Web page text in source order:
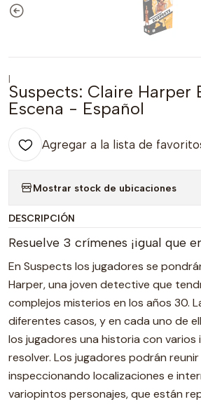
|
Suspects: Claire Harper
Escena - Español
Agregar a la lista de
Mostrar stock de ubicaciones
DESCRIPCIÓN
Resuelve 3 crímenes ¡igual que
En Suspects los jugadores se
Harper, una joven detective que
complejos misterios en los años 30.
diferentes casos, y en cada uno de
los jugadores una historia con
resolver. Los jugadores podrán
inspeccionando localizaciones e
variopintos personajes, que están